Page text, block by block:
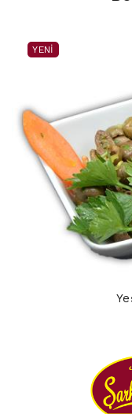
YENI